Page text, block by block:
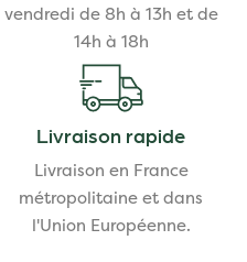
vendredi de 8h à 13h et de
14h à 18h
Livraison rapide
Livraison en France
métropolitaine et dans
l'Union Européenne.